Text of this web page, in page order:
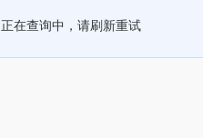
正在查询中，请刷新重试